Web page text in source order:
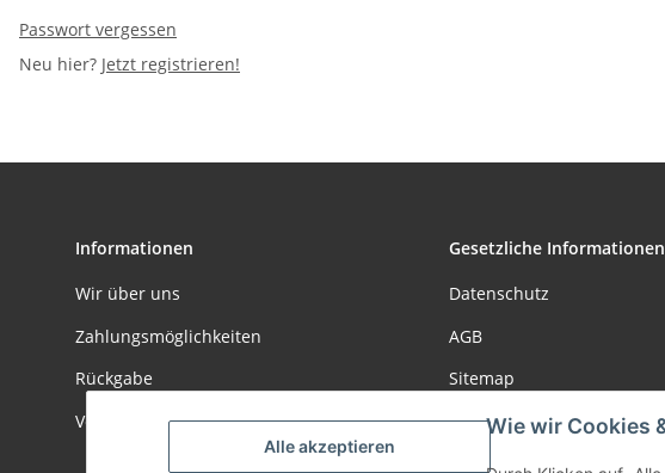
Passwort vergessen
Neu hier? Jetzt registrieren!
Informationen
Wir über uns
Zahlungsmöglichkeiten
Rückgabe
Versandinformationen
Gesetzliche Informationen
Datenschutz
AGB
Sitemap
Impressum
Batteriegesetzhinweise